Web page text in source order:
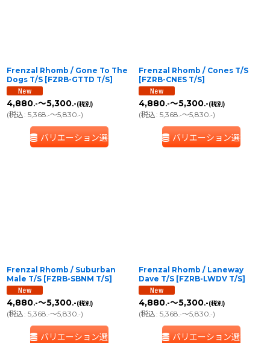
Frenzal Rhomb / Gone To The
Dogs T/S [FZRB-GTTD T/S]
4,880.-～5,300.-(税別)
(税込: 5,368.-～5,830.-)
バリエーション選択
Frenzal Rhomb / Cones T/S
[FZRB-CNES T/S]
4,880.-～5,300.-(税別)
(税込: 5,368.-～5,830.-)
バリエーション選択
Frenzal Rhomb / Suburban
Male T/S [FZRB-SBNM T/S]
4,880.-～5,300.-(税別)
(税込: 5,368.-～5,830.-)
バリエーション選択
Frenzal Rhomb / Laneway
Dave T/S [FZRB-LWDV T/S]
4,880.-～5,300.-(税別)
(税込: 5,368.-～5,830.-)
バリエーション選択